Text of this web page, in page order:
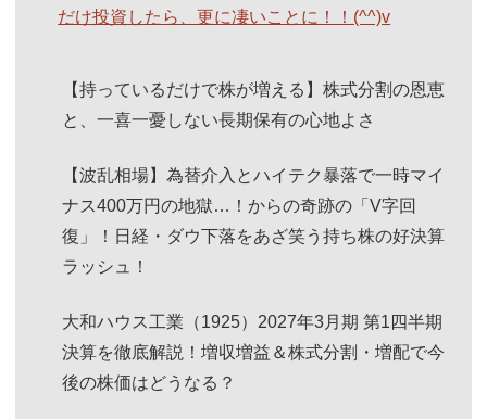
だけ投資したら、更に凄いことに！！(^^)v
【持っているだけで株が増える】株式分割の恩恵
と、一喜一憂しない長期保有の心地よさ
【波乱相場】為替介入とハイテク暴落で一時マイ
ナス400万円の地獄…！からの奇跡の「V字回
復」！日経・ダウ下落をあざ笑う持ち株の好決算
ラッシュ！
大和ハウス工業（1925）2027年3月期 第1四半期
決算を徹底解説！増収増益＆株式分割・増配で今
後の株価はどうなる？